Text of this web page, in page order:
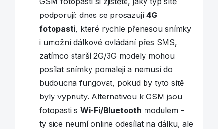
podporují: dnes se prosazují 4G
fotopasti, které rychle přenesou snímky
i umožní dálkové ovládání přes SMS,
zatímco starší 2G/3G modely mohou
posílat snímky pomaleji a nemusí do
budoucna fungovat, pokud by tyto sítě
byly vypnuty. Alternativou k GSM jsou
fotopasti s Wi-Fi/Bluetooth modulem –
ty sice neumí online odesílat na dálku, ale